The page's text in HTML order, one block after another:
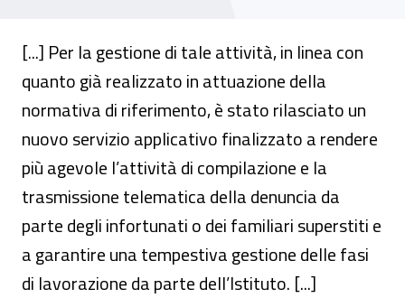
[...] Per la gestione di tale attività, in linea con
quanto già realizzato in attuazione della
normativa di riferimento, è stato rilasciato un
nuovo servizio applicativo finalizzato a rendere
più agevole l’attività di compilazione e la
trasmissione telematica della denuncia da
parte degli infortunati o dei familiari superstiti e
a garantire una tempestiva gestione delle fasi
di lavorazione da parte dell’Istituto. [...]